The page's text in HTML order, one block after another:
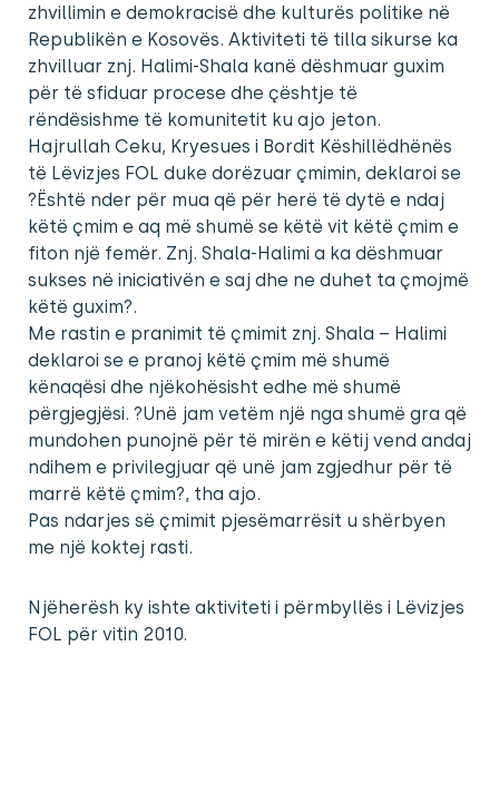
zhvillimin e demokracisë dhe kulturës politike në
Republikën e Kosovës. Aktiviteti të tilla sikurse ka
zhvilluar znj. Halimi-Shala kanë dëshmuar guxim
për të sfiduar procese dhe çështje të
rëndësishme të komunitetit ku ajo jeton.
Hajrullah Ceku, Kryesues i Bordit Këshillëdhënës
të Lëvizjes FOL duke dorëzuar çmimin, deklaroi se
?Është nder për mua që për herë të dytë e ndaj
këtë çmim e aq më shumë se këtë vit këtë çmim e
fiton një femër. Znj. Shala-Halimi a ka dëshmuar
sukses në iniciativën e saj dhe ne duhet ta çmojmë
këtë guxim?.
Me rastin e pranimit të çmimit znj. Shala – Halimi
deklaroi se e pranoj këtë çmim më shumë
kënaqësi dhe njëkohësisht edhe më shumë
përgjegjësi. ?Unë jam vetëm një nga shumë gra që
mundohen punojnë për të mirën e këtij vend andaj
ndihem e privilegjuar që unë jam zgjedhur për të
marrë këtë çmim?, tha ajo.
Pas ndarjes së çmimit pjesëmarrësit u shërbyen
me një koktej rasti.
Njëherësh ky ishte aktiviteti i përmbyllës i Lëvizjes
FOL për vitin 2010.